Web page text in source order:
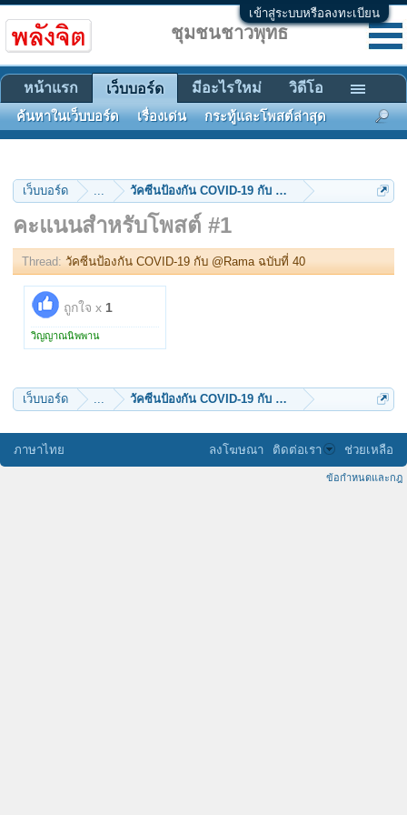
เข้าสู่ระบบหรือลงทะเบียน
เว็บบอร์ด ... วัคซีนป้องกัน COVID-19 กับ @Rama ฉบับที่ 40
คะแนนสำหรับโพสต์ #1
Thread: วัคซีนป้องกัน COVID-19 กับ @Rama ฉบับที่ 40
ถูกใจ x 1
วิญญาณนิพพาน
เว็บบอร์ด ... วัคซีนป้องกัน COVID-19 กับ @Rama ฉบับที่ 40
ชุมชนชาวพุทธ
หน้าแรก เว็บบอร์ด
ค้นหาในเว็บบอร์ด เรื่องเด่น กระทู้และโพสต์ล่าสุด
มีอะไรใหม่ วิดีโอ
ภาษาไทย ลงโฆษณา ติดต่อเรา ช่วยเหลือ
ข้อกำหนดและกฎ